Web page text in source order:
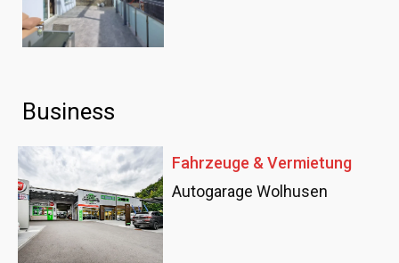
Business
Fahrzeuge & Vermietung
Autogarage Wolhusen